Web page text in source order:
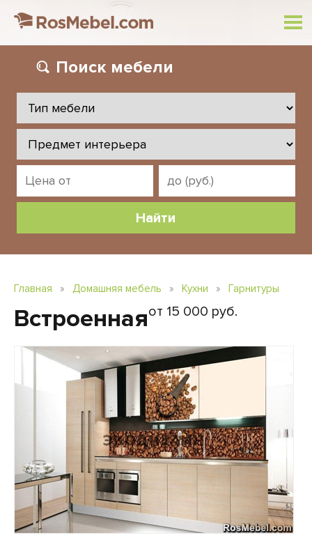
Поиск мебели
Главная » Домашняя мебель » Кухни » Гарнитуры
Встроеннаяот 15 000 руб.